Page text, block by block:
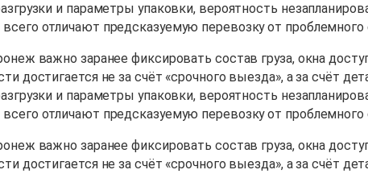
и параметры упаковки, вероятность
отличают предсказуемую перевозку от проблемного
важно заранее фиксировать состав груза, окна
достигается не за счёт «срочного выезда», а за счёт
и параметры упаковки, вероятность
отличают предсказуемую перевозку от проблемного
важно заранее фиксировать состав груза, окна
достигается не за счёт «срочного выезда», а за счёт